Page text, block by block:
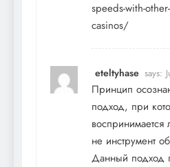
speeds-with-
casinos/
eteltyhase says:
Принцип
подход, при
не инструмент
Данный подход